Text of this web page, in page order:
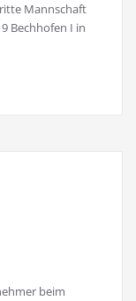
Mannschaft
Bechhofen I in
beim